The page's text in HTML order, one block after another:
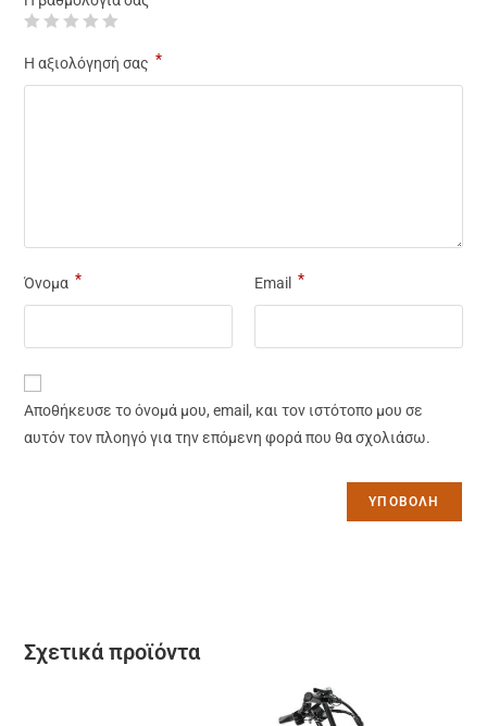
Η αξιολόγησή σας *
Όνομα * Email *
Αποθήκευσε το όνομά μου, email, και τον ιστότοπο μου σε
αυτόν τον πλοηγό για την επόμενη φορά που θα σχολιάσω.
Σχετικά προϊόντα